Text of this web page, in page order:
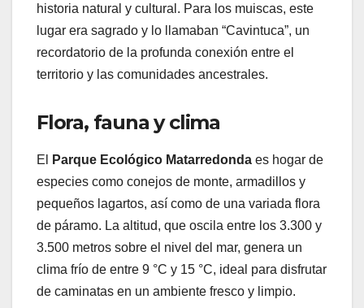
historia natural y cultural. Para los muiscas, este
lugar era sagrado y lo llamaban “Cavintuca”, un
recordatorio de la profunda conexión entre el
territorio y las comunidades ancestrales.
Flora, fauna y clima
El Parque Ecológico Matarredonda es hogar de
especies como conejos de monte, armadillos y
pequeños lagartos, así como de una variada flora
de páramo. La altitud, que oscila entre los 3.300 y
3.500 metros sobre el nivel del mar, genera un
clima frío de entre 9 °C y 15 °C, ideal para disfrutar
de caminatas en un ambiente fresco y limpio.